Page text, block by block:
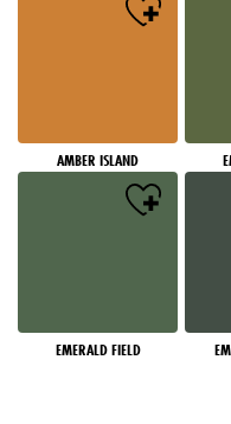
AMBER ISLAND
EMERALD FIELD